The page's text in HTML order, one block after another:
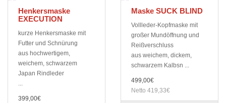
Henkersmaske
EXECUTION
kurze Henkersmaske mit
Futter und Schnürung
aus hochwertigem,
weichem, schwarzem
Japan Rindleder
...
399,00€
Maske SUCK BLIND
Vollleder-Kopfmaske mit
großer Mundöffnung und
Reißverschluss
aus weichem, dickem,
schwarzem Kalbsn ...
499,00€
Netto 419,33€